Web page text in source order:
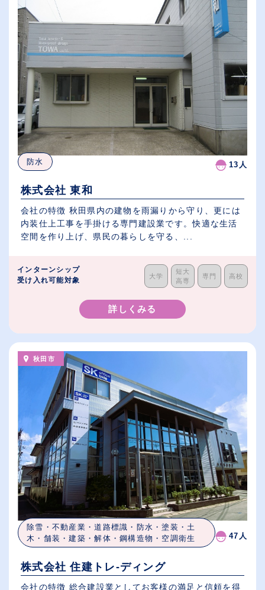
防水 13人
株式会社 東和
会社の特徴 秋田県内の建物を雨漏りから守り、更には
内装仕上工事を手掛ける専門建設業です。快適な生活
空間を作り上げ、県民の暮らしを守る、...
インターンシップ
受け入れ可能対象
大学
短大
高専
専門 高校
詳しくみる
秋田市
除雪・不動産業・道路標識・防水・塗装・土
木・舗装・建築・解体・鋼構造物・空調衛生
47人
株式会社 住建トレ-ディング
会社の特徴 総合建設業としてお客様の満足と信頼を得